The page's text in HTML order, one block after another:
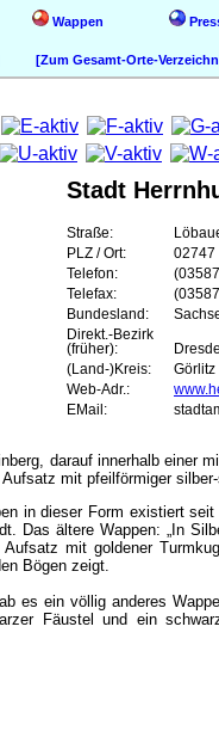
Wappen
[Zum Gesamt-Orte-
Stadt
Straße:
PLZ / Ort:
02747
Telefon:
Telefax:
Bundesland:
Direkt.-Bezirk
(früher):
(Land-)Kreis:
Görlitz
Web-Adr.:
EMail:
darauf innerhalb einer
mit pfeilförmiger
in dieser Form existiert
Das ältere Wappen: „In
Aufsatz mit goldener
Bögen zeigt.
es ein völlig anderes
Fäustel und ein